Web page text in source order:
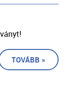
TOVÁBB »